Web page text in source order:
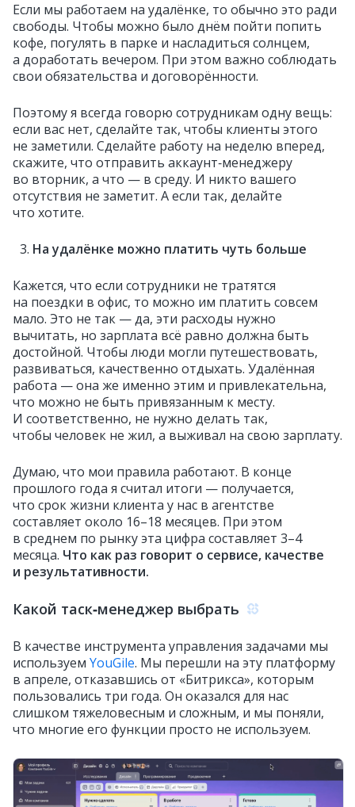
Если мы работаем на удалёнке, то обычно это ради
свободы. Чтобы можно было днём пойти попить
кофе, погулять в парке и насладиться солнцем,
а доработать вечером. При этом важно соблюдать
свои обязательства и договорённости.
Поэтому я всегда говорю сотрудникам одну вещь:
если вас нет, сделайте так, чтобы клиенты этого
не заметили. Сделайте работу на неделю вперед,
скажите, что отправить аккаунт‑менеджеру
во вторник, а что — в среду. И никто вашего
отсутствия не заметит. А если так, делайте
что хотите.
На удалёнке можно платить чуть больше
Кажется, что если сотрудники не тратятся
на поездки в офис, то можно им платить совсем
мало. Это не так — да, эти расходы нужно
вычитать, но зарплата всё равно должна быть
достойной. Чтобы люди могли путешествовать,
развиваться, качественно отдыхать. Удалённая
работа — она же именно этим и привлекательна,
что можно не быть привязанным к месту.
И соответственно, не нужно делать так,
чтобы человек не жил, а выживал на свою зарплату.
Думаю, что мои правила работают. В конце
прошлого года я считал итоги — получается,
что срок жизни клиента у нас в агентстве
составляет около 16–18 месяцев. При этом
в среднем по рынку эта цифра составляет 3–4
месяца. Что как раз говорит о сервисе, качестве
и результативности.
Какой таск‑менеджер выбрать
В качестве инструмента управления задачами мы
используем YouGile. Мы перешли на эту платформу
в апреле, отказавшись от «Битрикса», которым
пользовались три года. Он оказался для нас
слишком тяжеловесным и сложным, и мы поняли,
что многие его функции просто не используем.